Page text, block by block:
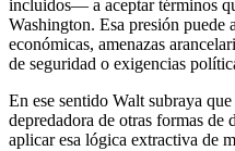
incluidos— a aceptar términos
Washington. Esa presión puede
económicas, amenazas
de seguridad o exigencias
En ese sentido Walt subraya
depredadora de otras formas de
aplicar esa lógica extractiva de